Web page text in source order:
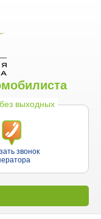
выходных
звонок